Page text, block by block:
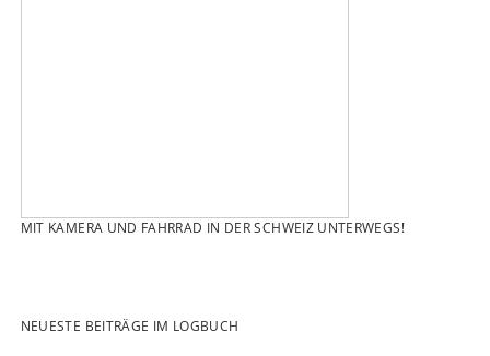
MIT KAMERA UND FAHRRAD IN DER SCHWEIZ UNTERWEGS!
NEUESTE BEITRÄGE IM LOGBUCH